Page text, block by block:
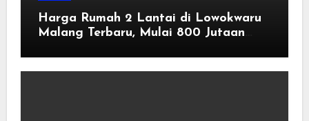
Harga Rumah 2 Lantai di Lowokwaru
Malang Terbaru, Mulai 800 Jutaan